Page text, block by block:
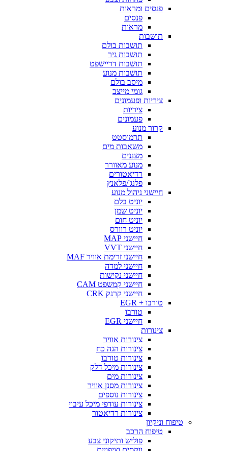
פנסים ומראות
פנסים
מראות
תושבות
תושבות בולם
תושבות גיר
תושבות דריישפט
תושבות מנוע
מיסב בולם
גומי מייצב
ציריות ופעמונים
ציריות
פעמונים
קרור מנוע
תרמוסטט
משאבות מים
מצננים
מנוע מאוורר
רדיאטורים
פלנג'/פלאנץ
חיישני ניהול מנוע
יוניט בלם
יוניט שמן
יוניט חום
יוניט רוורס
חיישני MAP
חיישני VVT
חיישני זרימת אוויר MAF
חיישני למדה
חיישני נקישות
חיישני קמשפט CAM
חיישני קרנק CRK
טורבו + EGR
טורבו
חיישני EGR
צינורות
צינורות אוויר
צינורות הגה כח
צינורות טורבו
צינורות מיכל דלק
צינורות מים
צינורות מסנן אוויר
צינורות נוספים
צינורות עודפי מיכל עיבוי
צינורות רדיאטור
טיפוח וניקיון
טיפוח הרכב
פוליש ותיקוני צבע